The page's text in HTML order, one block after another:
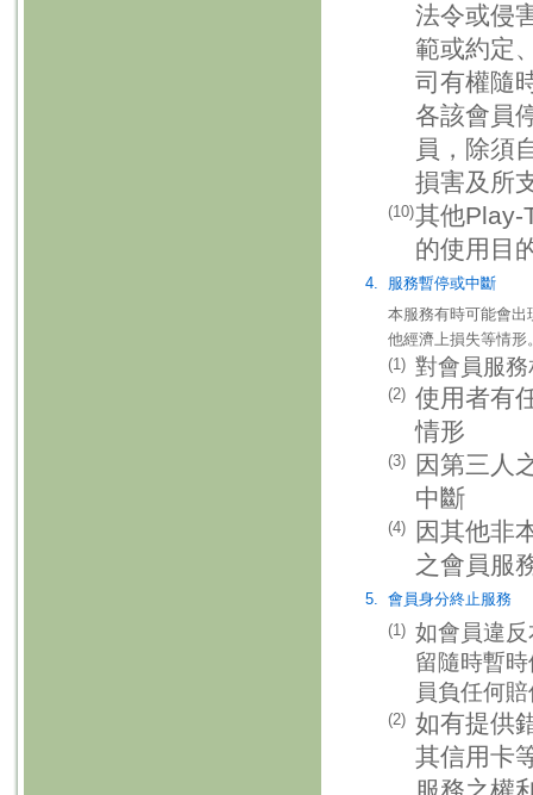
法令或侵
範或約定
司有權隨
各該會員
員，除須
損害及所
(10)其他Play-
的使用目
4.
服務暫停或中斷
本服務有時可能會出
他經濟上損失等情形
(1) 對會員服
(2) 使用者有
情形
(3)
因第三人
中斷
(4)
因其他非
之會員服
5. 會員身分終止服務
(1) 如會員違
留隨時暫
員負任何
(2) 如有提供
其信用卡